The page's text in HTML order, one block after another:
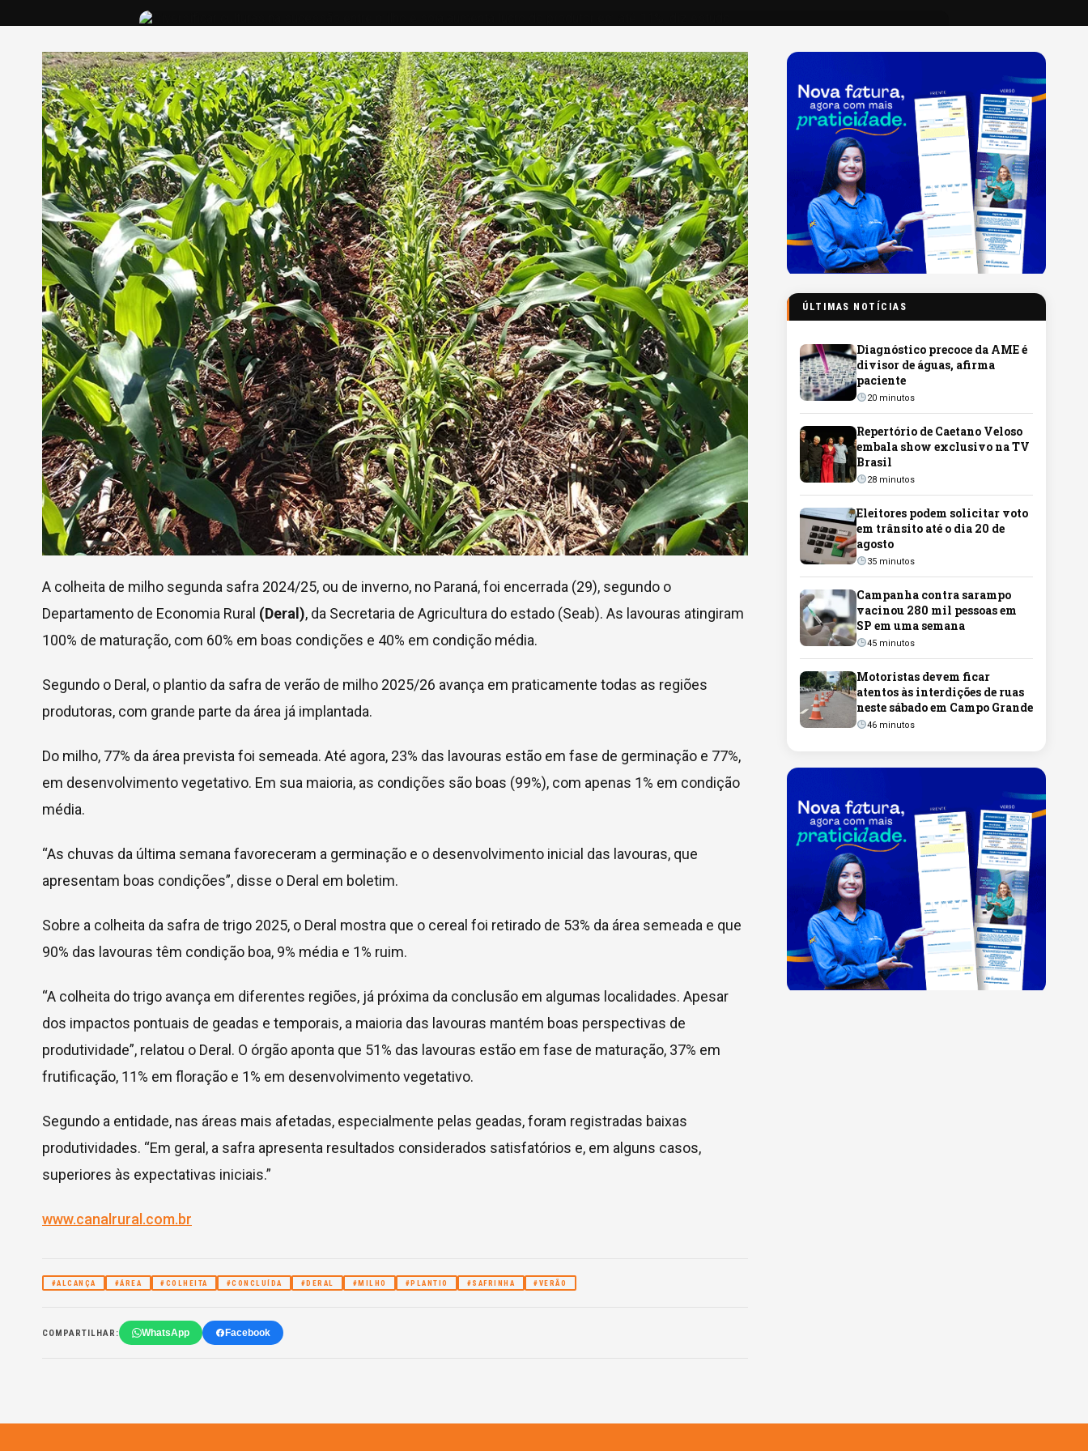
A colheita de milho segunda safra 2024/25, ou de inverno, no Paraná, foi encerrada (29), segundo o
Departamento de Economia Rural (Deral), da Secretaria de Agricultura do estado (Seab). As lavouras atingiram
100% de maturação, com 60% em boas condições e 40% em condição média.
Segundo o Deral, o plantio da safra de verão de milho 2025/26 avança em praticamente todas as regiões
produtoras, com grande parte da área já implantada.
Do milho, 77% da área prevista foi semeada. Até agora, 23% das lavouras estão em fase de germinação e 77%,
em desenvolvimento vegetativo. Em sua maioria, as condições são boas (99%), com apenas 1% em condição
média.
“As chuvas da última semana favoreceram a germinação e o desenvolvimento inicial das lavouras, que
apresentam boas condições”, disse o Deral em boletim.
Sobre a colheita da safra de trigo 2025, o Deral mostra que o cereal foi retirado de 53% da área semeada e que
90% das lavouras têm condição boa, 9% média e 1% ruim.
“A colheita do trigo avança em diferentes regiões, já próxima da conclusão em algumas localidades. Apesar
dos impactos pontuais de geadas e temporais, a maioria das lavouras mantém boas perspectivas de
produtividade”, relatou o Deral. O órgão aponta que 51% das lavouras estão em fase de maturação, 37% em
frutificação, 11% em floração e 1% em desenvolvimento vegetativo.
Segundo a entidade, nas áreas mais afetadas, especialmente pelas geadas, foram registradas baixas
produtividades. “Em geral, a safra apresenta resultados considerados satisfatórios e, em alguns casos,
superiores às expectativas iniciais.”
www.canalrural.com.br
#ALCANÇA #ÁREA #COLHEITA #CONCLUÍDA #DERAL #MILHO #PLANTIO #SAFRINHA #VERÃO
COMPARTILHAR: WhatsApp Facebook
ÚLTIMAS NOTÍCIAS
Diagnóstico precoce da AME é
divisor de águas, afirma
paciente
20 minutos
Repertório de Caetano Veloso
embala show exclusivo na TV
Brasil
28 minutos
Eleitores podem solicitar voto
em trânsito até o dia 20 de
agosto
35 minutos
Campanha contra sarampo
vacinou 280 mil pessoas em
SP em uma semana
45 minutos
Motoristas devem ficar
atentos às interdições de ruas
neste sábado em Campo Grande
46 minutos